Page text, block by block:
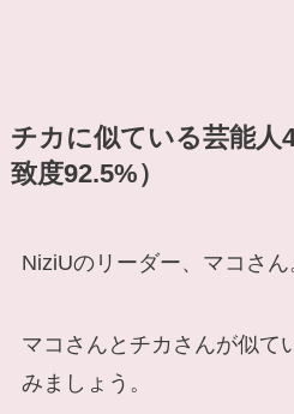
チカに似ている芸能
致度92.5%）
NiziUのリーダー、マコさん
マコさんとチカさんが似て
みましょう。